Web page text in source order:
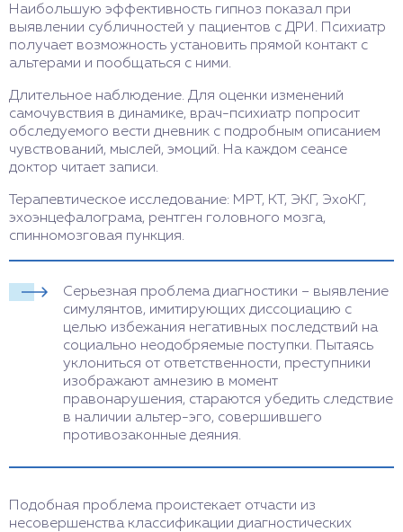
Наибольшую эффективность гипноз показал при
выявлении субличностей у пациентов с ДРИ. Психиатр
получает возможность установить прямой контакт с
альтерами и пообщаться с ними.
Длительное наблюдение. Для оценки изменений
самочувствия в динамике, врач-психиатр попросит
обследуемого вести дневник с подробным описанием
чувствований, мыслей, эмоций. На каждом сеансе
доктор читает записи.
Терапевтическое исследование: МРТ, КТ, ЭКГ, ЭхоКГ,
эхоэнцефалограма, рентген головного мозга,
спинномозговая пункция.
Серьезная проблема диагностики – выявление
симулянтов, имитирующих диссоциацию с
целью избежания негативных последствий на
социально неодобряемые поступки. Пытаясь
уклониться от ответственности, преступники
изображают амнезию в момент
правонарушения, стараются убедить следствие
в наличии альтер-эго, совершившего
противозаконные деяния.
Подобная проблема проистекает отчасти из
несовершенства классификации диагностических